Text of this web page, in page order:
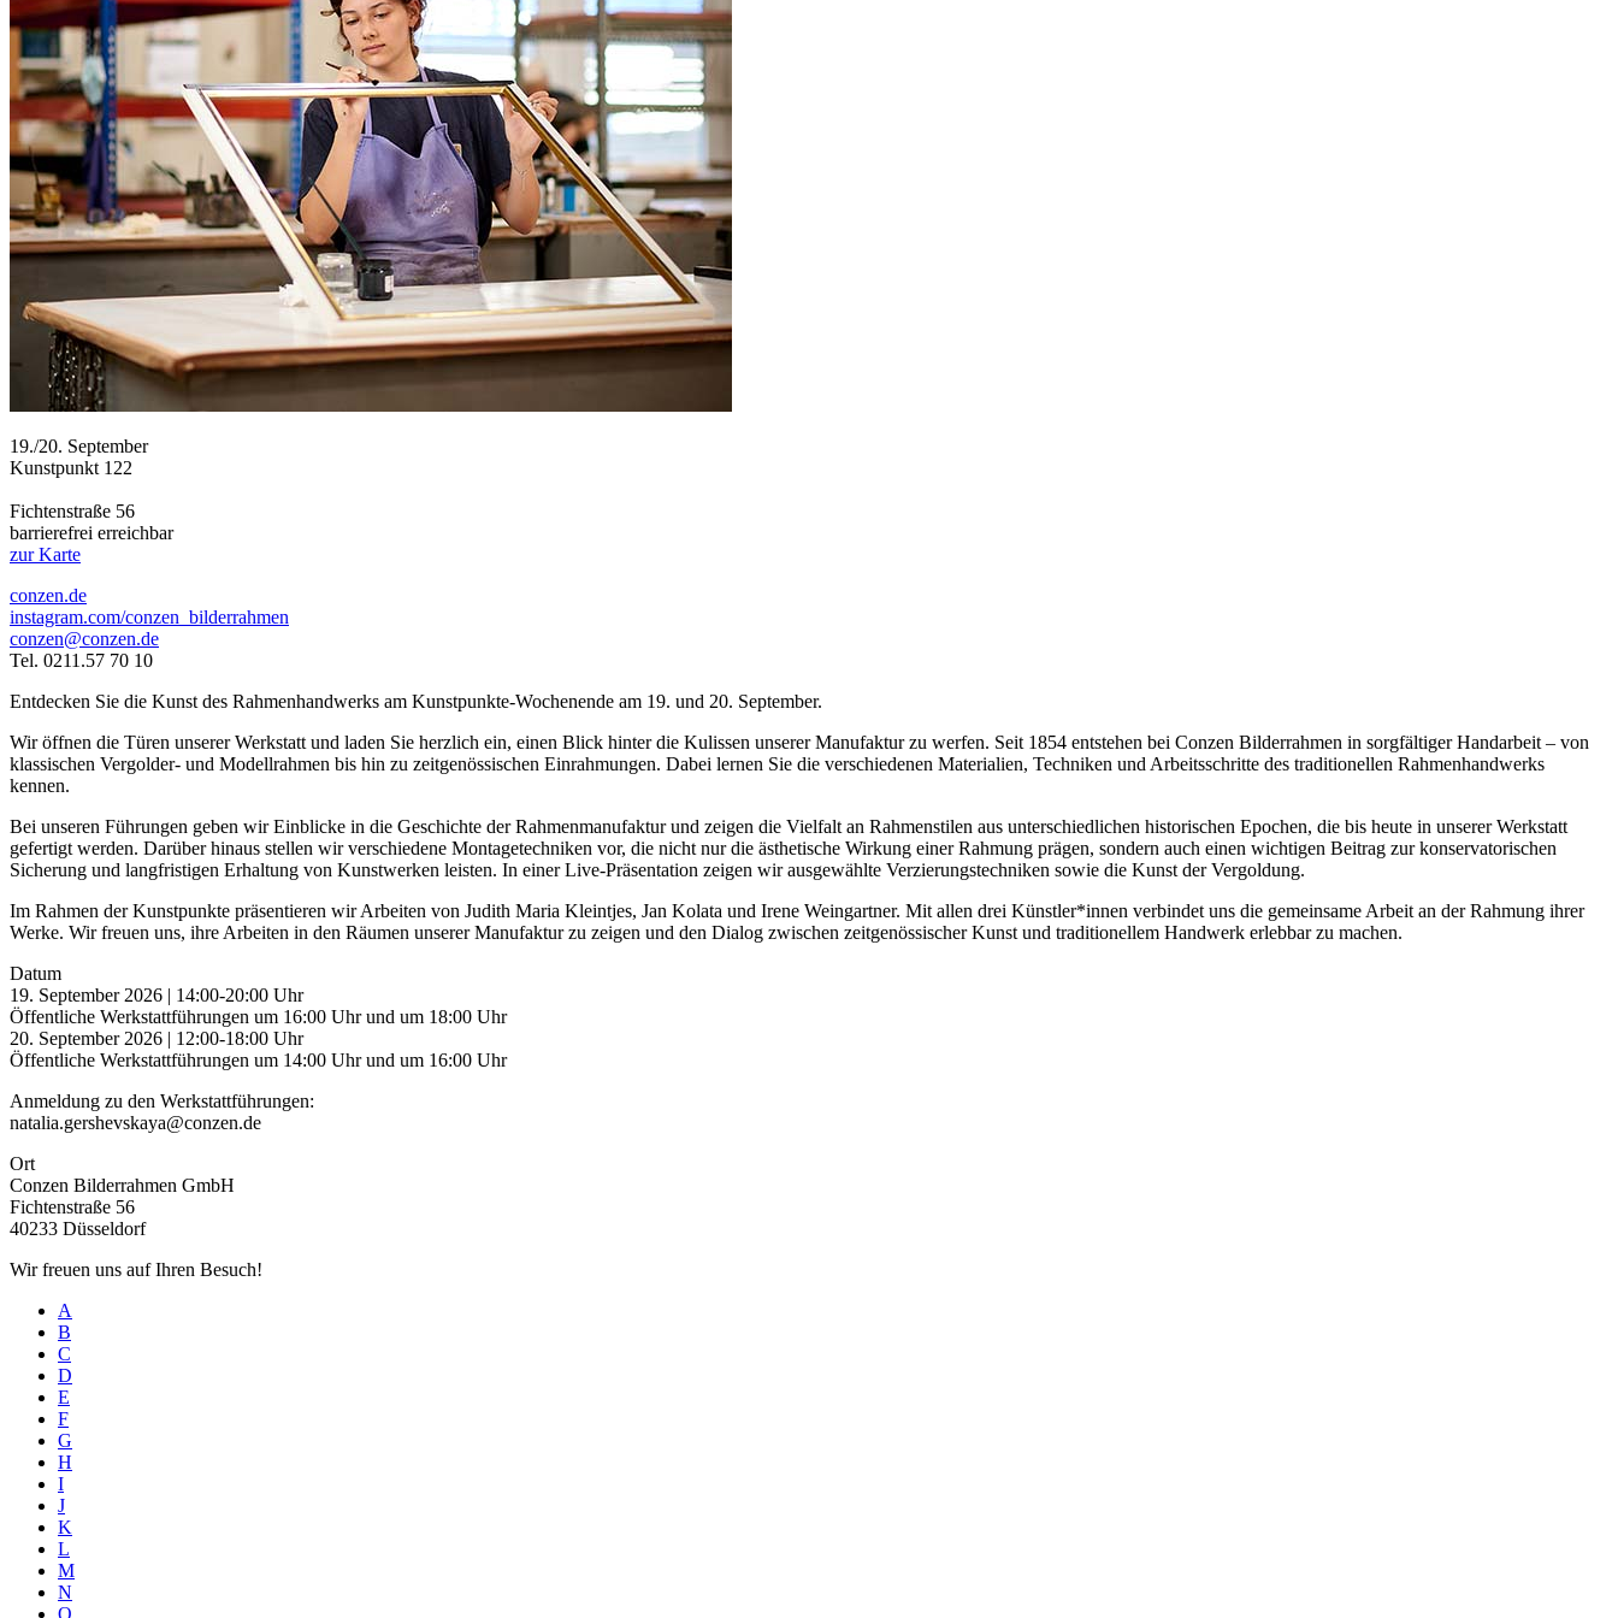
19./20. September
Kunstpunkt 122
Fichtenstraße 56
barrierefrei erreichbar
zur Karte
conzen.de
instagram.com/conzen_bilderrahmen
conzen@conzen.de
Tel. 0211.57 70 10
Entdecken Sie die Kunst des Rahmenhandwerks am Kunstpunkte-Wochenende am 19. und 20. September.
Wir öffnen die Türen unserer Werkstatt und laden Sie herzlich ein, einen Blick hinter die Kulissen unserer Manufaktur zu werfen. Seit 1854 entstehen bei Conzen Bilderrahmen in sorgfältiger Handarbeit – von
klassischen Vergolder- und Modellrahmen bis hin zu zeitgenössischen Einrahmungen. Dabei lernen Sie die verschiedenen Materialien, Techniken und Arbeitsschritte des traditionellen Rahmenhandwerks
kennen.
Bei unseren Führungen geben wir Einblicke in die Geschichte der Rahmenmanufaktur und zeigen die Vielfalt an Rahmenstilen aus unterschiedlichen historischen Epochen, die bis heute in unserer Werkstatt
gefertigt werden. Darüber hinaus stellen wir verschiedene Montagetechniken vor, die nicht nur die ästhetische Wirkung einer Rahmung prägen, sondern auch einen wichtigen Beitrag zur konservatorischen
Sicherung und langfristigen Erhaltung von Kunstwerken leisten. In einer Live-Präsentation zeigen wir ausgewählte Verzierungstechniken sowie die Kunst der Vergoldung.
Im Rahmen der Kunstpunkte präsentieren wir Arbeiten von Judith Maria Kleintjes, Jan Kolata und Irene Weingartner. Mit allen drei Künstler*innen verbindet uns die gemeinsame Arbeit an der Rahmung ihrer
Werke. Wir freuen uns, ihre Arbeiten in den Räumen unserer Manufaktur zu zeigen und den Dialog zwischen zeitgenössischer Kunst und traditionellem Handwerk erlebbar zu machen.
Datum
19. September 2026 | 14:00-20:00 Uhr
Öffentliche Werkstattführungen um 16:00 Uhr und um 18:00 Uhr
20. September 2026 | 12:00-18:00 Uhr
Öffentliche Werkstattführungen um 14:00 Uhr und um 16:00 Uhr
Anmeldung zu den Werkstattführungen:
natalia.gershevskaya@conzen.de
Ort
Conzen Bilderrahmen GmbH
Fichtenstraße 56
40233 Düsseldorf
Wir freuen uns auf Ihren Besuch!
A
B
C
D
E
F
G
H
I
J
K
L
M
N
O